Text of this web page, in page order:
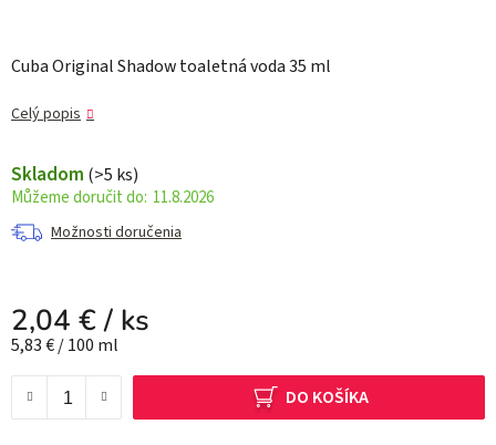
Cuba Original Shadow toaletná voda 35 ml
Celý popis
Skladom (>5 ks)
11.8.2026
Možnosti doručenia
2,04 €/ ks
Jednotková cena:
5,83 € / 100 ml
DO KOŠÍKA